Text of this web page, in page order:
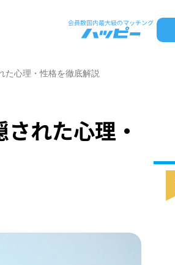
た心理・性格を徹底解説
れた心理・